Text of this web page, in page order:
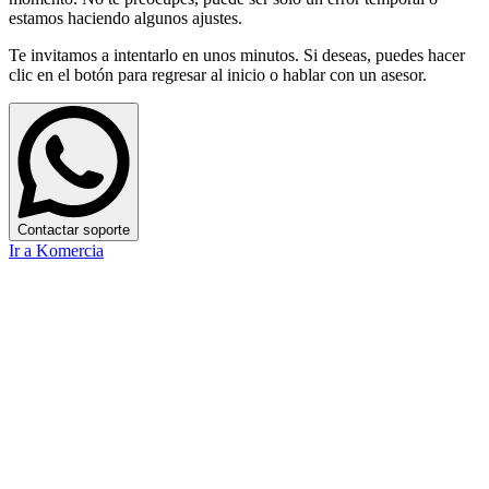
estamos haciendo algunos ajustes.
Te invitamos a intentarlo en unos minutos. Si deseas, puedes hacer
clic en el botón para regresar al inicio o hablar con un asesor.
Contactar soporte
Ir a Komercia